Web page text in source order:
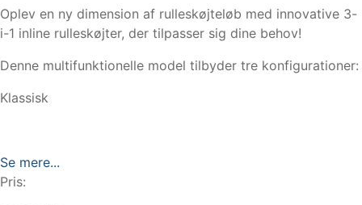
Oplev en ny dimension af rulleskøjteløb med innovative 3-
i-1 inline rulleskøjter, der tilpasser sig dine behov!
Denne multifunktionelle model tilbyder tre konfigurationer:
Klassisk
Se mere...
Pris: